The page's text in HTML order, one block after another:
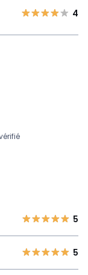
4
5
5